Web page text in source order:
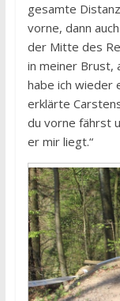
gesamte
vorne, dann
der Mitte des
in meiner Brust,
habe ich wieder
erklärte
du vorne fährst
er mir liegt.“